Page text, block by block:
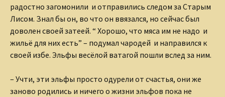
радостно загомонили и отправились следом за Старым
Лисом. Знал бы он, во что он ввязался, но сейчас был
доволен своей затеей. “ Хорошо, что мяса им не надо и
жильё для них есть” – подумал чародей и направился к
своей избе. Эльфы весёлой ватагой пошли вслед за ним.
– Учти, эти эльфы просто одурели от счастья, они же
заново родились и ничего о жизни эльфов пока не